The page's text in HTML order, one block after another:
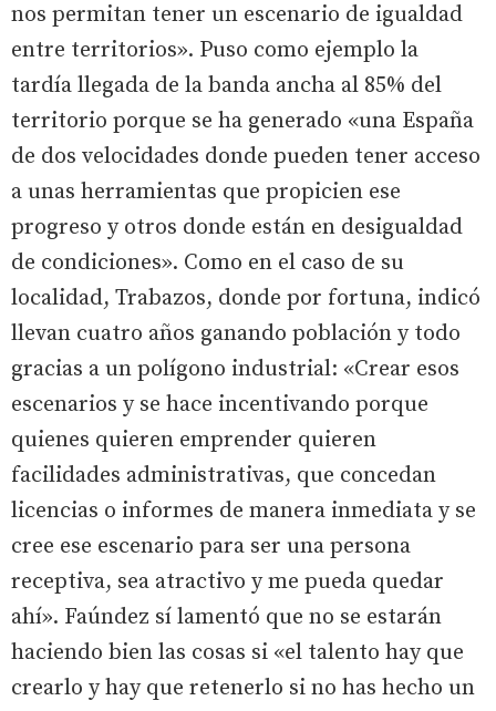
nos permitan tener un escenario de igualdad
entre territorios». Puso como ejemplo la
tardía llegada de la banda ancha al 85% del
territorio porque se ha generado «una España
de dos velocidades donde pueden tener acceso
a unas herramientas que propicien ese
progreso y otros donde están en desigualdad
de condiciones». Como en el caso de su
localidad, Trabazos, donde por fortuna, indicó
llevan cuatro años ganando población y todo
gracias a un polígono industrial: «Crear esos
escenarios y se hace incentivando porque
quienes quieren emprender quieren
facilidades administrativas, que concedan
licencias o informes de manera inmediata y se
cree ese escenario para ser una persona
receptiva, sea atractivo y me pueda quedar
ahí». Faúndez sí lamentó que no se estarán
haciendo bien las cosas si «el talento hay que
crearlo y hay que retenerlo si no has hecho un